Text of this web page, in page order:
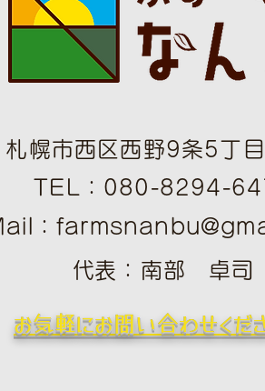
札幌市西区西野9条5丁
TEL：080-8294-
：
​​代表：南部 卓司
お気軽にお問い合わせくだ